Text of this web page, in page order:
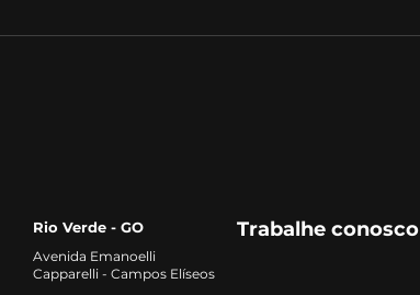
Trabalhe conosco
Rio Verde - GO
Avenida Emanoelli
Capparelli - Campos Elíseos